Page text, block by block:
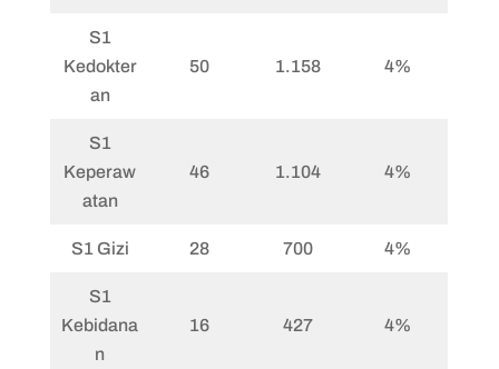
S1
Kedokter
an
50 1.158 4%
S1
Keperaw
atan
46 1.104 4%
S1 Gizi 28 700 4%
S1
Kebidana
n
16 427 4%